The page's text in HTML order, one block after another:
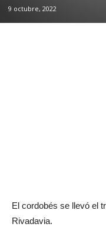
9 octubre, 2022
El cordobés se llevó el
Rivadavia.